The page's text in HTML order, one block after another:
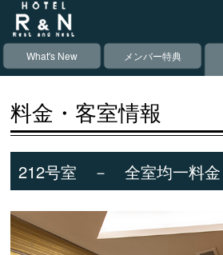
What's New メンバー特典
料金・客室情報
212号室 － 全室均一料金